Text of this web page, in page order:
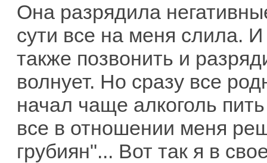
Она разрядила
сути все на меня слила.
также позвонить и
волнует. Но сразу все
начал чаще алкоголь
все в отношении меня
грубиян"... Вот так я в